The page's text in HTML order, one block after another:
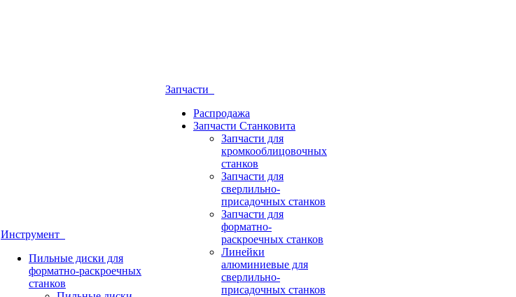
Инструмент
Пильные диски для
форматно-раскроечных
станков
Запчасти
Распродажа
Запчасти Станковита
Запчасти для
кромкооблицовочных
станков
Запчасти для
сверлильно-
присадочных станков
Запчасти для
форматно-
раскроечных станков
Линейки
алюминиевые для
сверлильно-
присадочных станков